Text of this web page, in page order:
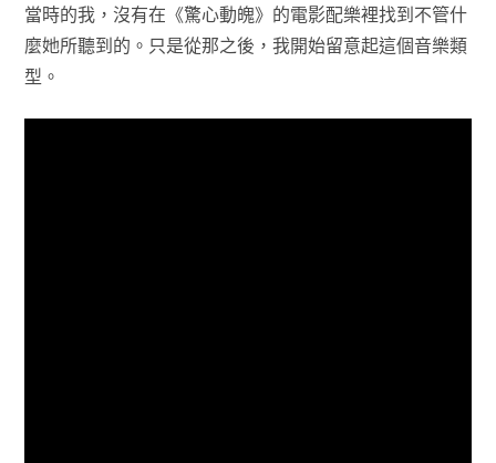
當時的我，沒有在《驚心動魄》的電影配樂裡找到不管什
麼她所聽到的。只是從那之後，我開始留意起這個音樂類
型。